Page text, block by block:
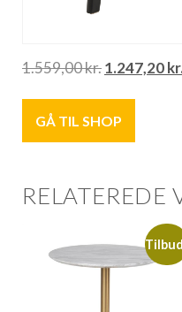
1.559,00kr.1.247,20kr.
GÅ TIL SHOP
RELATEREDE